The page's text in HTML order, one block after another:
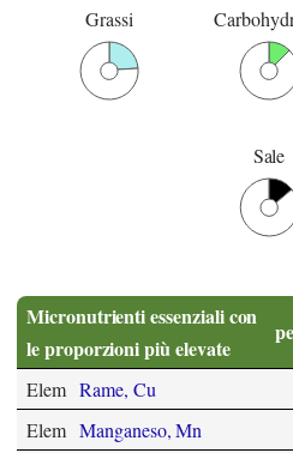
Grassi
Sale
Micronutrienti essenziali con
le proporzioni più elevate
Elem Rame, Cu
Elem Manganeso, Mn